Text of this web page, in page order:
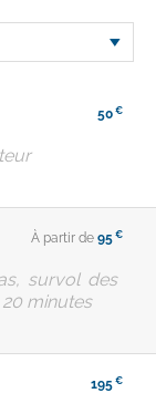
50 €
À partir de 95 €
survol des
minutes
195 €